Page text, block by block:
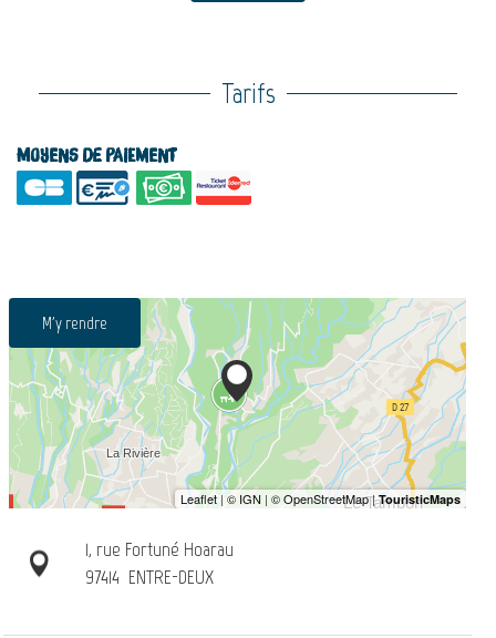
Tarifs
Moyens de paiement
M'y rendre
1, rue Fortuné Hoarau
97414 ENTRE-DEUX